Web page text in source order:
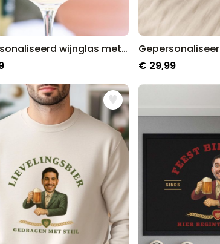
Gepersonaliseerd wijnglas met naam en jaartal
€ 29,99